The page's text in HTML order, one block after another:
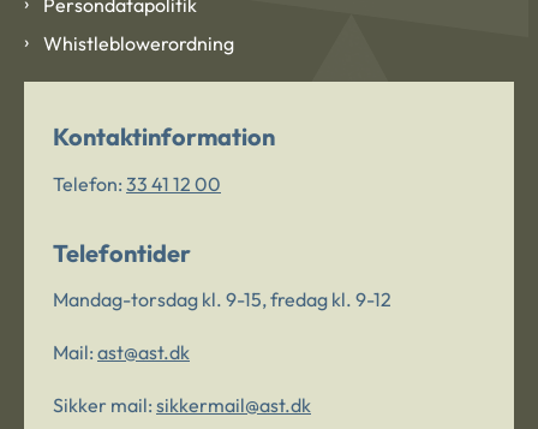
Whistleblowerordning
Kontaktinformation
Telefon: 33 41 12 00
Telefontider
Mandag-torsdag kl. 9-15, fredag kl. 9-12
Mail: ast@ast.dk
Sikker mail: sikkermail@ast.dk